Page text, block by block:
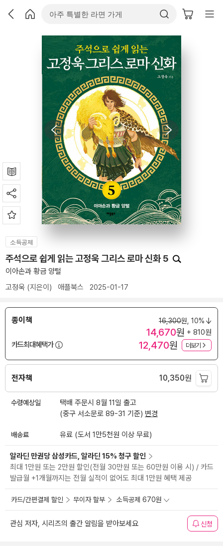
소득공제
주석으로 쉽게 읽는 고정욱 그리스 로마 신화 5
이아손과 황금 양털
고정욱 (지은이) 애플북스 2025-01-17
종이책 16,300원, 10%
14,670원 + 810원
카드최대혜택가
12,470원 더보기
전자책 10,350원
수령예상일
택배 주문시 8월 11일 출고
(중구 서소문로 89-31 기준) 변경
배송료 유료 (도서 1만5천원 이상 무료)
알라딘 만권당 삼성카드, 알라딘 15% 청구 할인
최대 1만원 또는 2만원 할인(전월 30만원 또는 60만원 이용 시) / 카드
발급월 +1개월까지는 전월 실적이 없어도 최대 1만원 혜택 제공
카드/간편결제 할인 무이자 할부 소득공제 670원
관심 저자, 시리즈의 출간 알림을 받아보세요 신청